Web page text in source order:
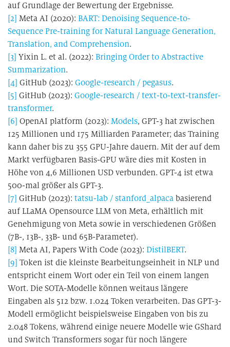
auf Grundlage der Bewertung der Ergebnisse.
[2] Meta AI (2020): BART: Denoising Sequence-to-
Sequence Pre-training for Natural Language Generation,
Translation, and Comprehension.
[3] Yixin L. et al. (2022): Bringing Order to Abstractive
Summarization.
[4] GitHub (2023): Google-research / pegasus.
[5] GitHub (2023): Google-research / text-to-text-transfer-
transformer.
[6] OpenAI platform (2023): Models, GPT-3 hat zwischen
125 Millionen und 175 Milliarden Parameter; das Training
kann daher bis zu 355 GPU-Jahre dauern. Mit der auf dem
Markt verfügbaren Basis-GPU wäre dies mit Kosten in
Höhe von 4,6 Millionen USD verbunden. GPT-4 ist etwa
500-mal größer als GPT-3.
[7] GitHub (2023): tatsu-lab / stanford_alpaca basierend
auf LLaMA Opensource LLM von Meta, erhältlich mit
Genehmigung von Meta sowie in verschiedenen Größen
(7B-, 13B-, 33B- und 65B-Parameter).
[8] Meta AI, Papers With Code (2023): DistilBERT.
[9] Token ist die kleinste Bearbeitungseinheit in NLP und
entspricht einem Wort oder ein Teil von einem langen
Wort. Die SOTA-Modelle können weitaus längere
Eingaben als 512 bzw. 1.024 Token verarbeiten. Das GPT-3-
Modell ermöglicht beispielsweise Eingaben von bis zu
2.048 Tokens, während einige neuere Modelle wie GShard
und Switch Transformers sogar für noch längere